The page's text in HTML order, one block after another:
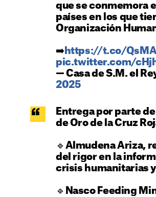
que se conmemora
países en los que
Organización
➡️https://t.co/
pic.twitter.com/
— Casa de S.M. el
2025
Entrega por parte
de Oro de la Cruz
🔹Almudena Ariza,
del rigor en la
crisis humanitarias
🔹Nasco Feeding